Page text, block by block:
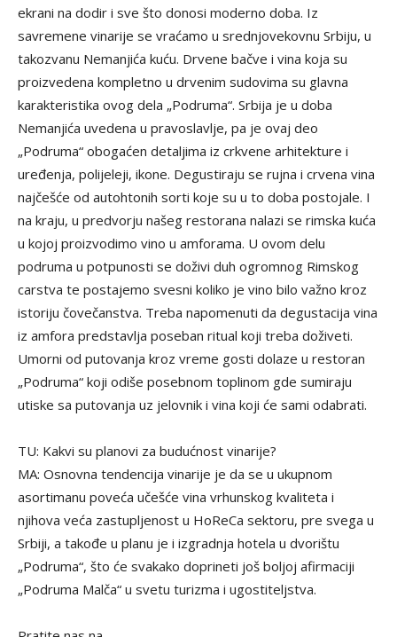
ekrani na dodir i sve što donosi moderno doba. Iz
savremene vinarije se vraćamo u srednjovekovnu Srbiju, u
takozvanu Nemanjića kuću. Drvene bačve i vina koja su
proizvedena kompletno u drvenim sudovima su glavna
karakteristika ovog dela „Podruma“. Srbija je u doba
Nemanjića uvedena u pravoslavlje, pa je ovaj deo
„Podruma“ obogaćen detaljima iz crkvene arhitekture i
uređenja, polijeleji, ikone. Degustiraju se rujna i crvena vina
najčešće od autohtonih sorti koje su u to doba postojale. I
na kraju, u predvorju našeg restorana nalazi se rimska kuća
u kojoj proizvodimo vino u amforama. U ovom delu
podruma u potpunosti se doživi duh ogromnog Rimskog
carstva te postajemo svesni koliko je vino bilo važno kroz
istoriju čovečanstva. Treba napomenuti da degustacija vina
iz amfora predstavlja poseban ritual koji treba doživeti.
Umorni od putovanja kroz vreme gosti dolaze u restoran
„Podruma“ koji odiše posebnom toplinom gde sumiraju
utiske sa putovanja uz jelovnik i vina koji će sami odabrati.
TU: Kakvi su planovi za budućnost vinarije?
MA: Osnovna tendencija vinarije je da se u ukupnom
asortimanu poveća učešće vina vrhunskog kvaliteta i
njihova veća zastupljenost u HoReCa sektoru, pre svega u
Srbiji, a takođe u planu je i izgradnja hotela u dvorištu
„Podruma“, što će svakako doprineti još boljoj afirmaciji
„Podruma Malča“ u svetu turizma i ugostiteljstva.